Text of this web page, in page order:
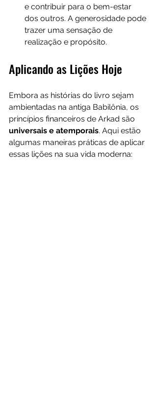
e contribuir para o bem-estar
dos outros. A generosidade pode
trazer uma sensação de
realização e propósito.
Aplicando as Lições Hoje
Embora as histórias do livro sejam
ambientadas na antiga Babilônia, os
princípios financeiros de Arkad são
universais e atemporais. Aqui estão
algumas maneiras práticas de aplicar
essas lições na sua vida moderna: